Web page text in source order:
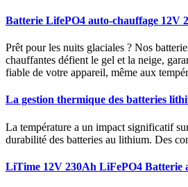
Batterie LifePO4 auto-chauffage 12V
Prêt pour les nuits glaciales ? Nos
chauffantes défient le gel et la neige,
fiable de votre appareil, même aux
La gestion thermique des batteries
La température a un impact significatif
durabilité des batteries au lithium. Des
LiTime 12V 230Ah LiFePO4 Batterie